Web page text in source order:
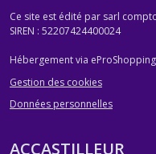
Ce site est édité par sarl
SIREN : 52207424400024
Hébergement via eProShopping
Gestion des cookies
Données personnelles
ACCASTILLEUR